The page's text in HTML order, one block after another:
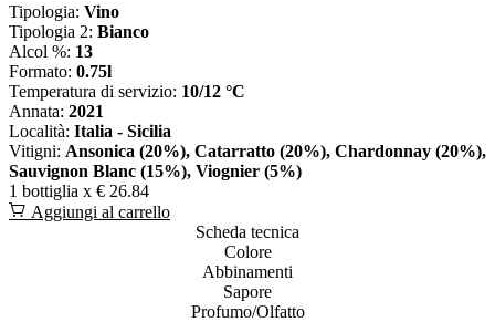
Tipologia: Vino
Tipologia 2: Bianco
Alcol %: 13
Formato: 0.75l
Temperatura di servizio: 10/12 °C
Annata: 2021
Località: Italia - Sicilia
Vitigni: Ansonica (20%), Catarratto (20%), Chardonnay (20%),
Sauvignon Blanc (15%), Viognier (5%)
1 bottiglia x € 26.84
Aggiungi al carrello
Scheda tecnica
Colore
Abbinamenti
Sapore
Profumo/Olfatto